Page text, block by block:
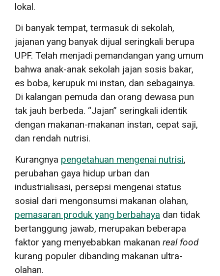
lokal.
Di banyak tempat, termasuk di sekolah,
jajanan yang banyak dijual seringkali berupa
UPF. Telah menjadi pemandangan yang umum
bahwa anak-anak sekolah jajan sosis bakar,
es boba, kerupuk mi instan, dan sebagainya.
Di kalangan pemuda dan orang dewasa pun
tak jauh berbeda. “Jajan” seringkali identik
dengan makanan-makanan instan, cepat saji,
dan rendah nutrisi.
Kurangnya pengetahuan mengenai nutrisi,
perubahan gaya hidup urban dan
industrialisasi, persepsi mengenai status
sosial dari mengonsumsi makanan olahan,
pemasaran produk yang berbahaya dan tidak
bertanggung jawab, merupakan beberapa
faktor yang menyebabkan makanan real food
kurang populer dibanding makanan ultra-
olahan.